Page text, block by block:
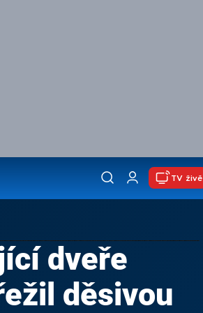
TV živě
dveře
děsivou